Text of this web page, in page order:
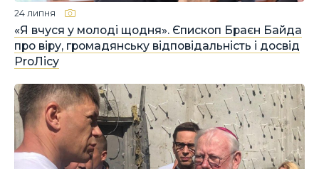
«Я вчуся у молоді щодня». Єпископ Браєн Байда
про віру, громадянську відповідальність і досвід
ProЛісу
24 липня